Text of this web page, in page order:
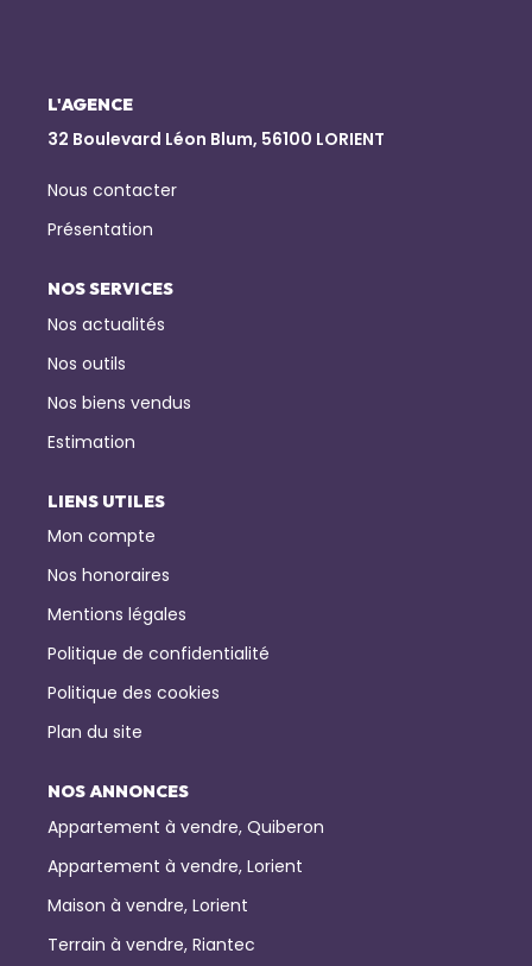
Nos Actualités
L'AGENCE
32 Boulevard Léon Blum, 56100 LORIENT
Nous contacter
Présentation
NOS SERVICES
Nos actualités
Nos outils
Nos biens vendus
Estimation
LIENS UTILES
Mon compte
Nos honoraires
Mentions légales
Politique de confidentialité
Politique des cookies
Plan du site
NOS ANNONCES
Appartement à vendre, Quiberon
Appartement à vendre, Lorient
Maison à vendre, Lorient
Terrain à vendre, Riantec